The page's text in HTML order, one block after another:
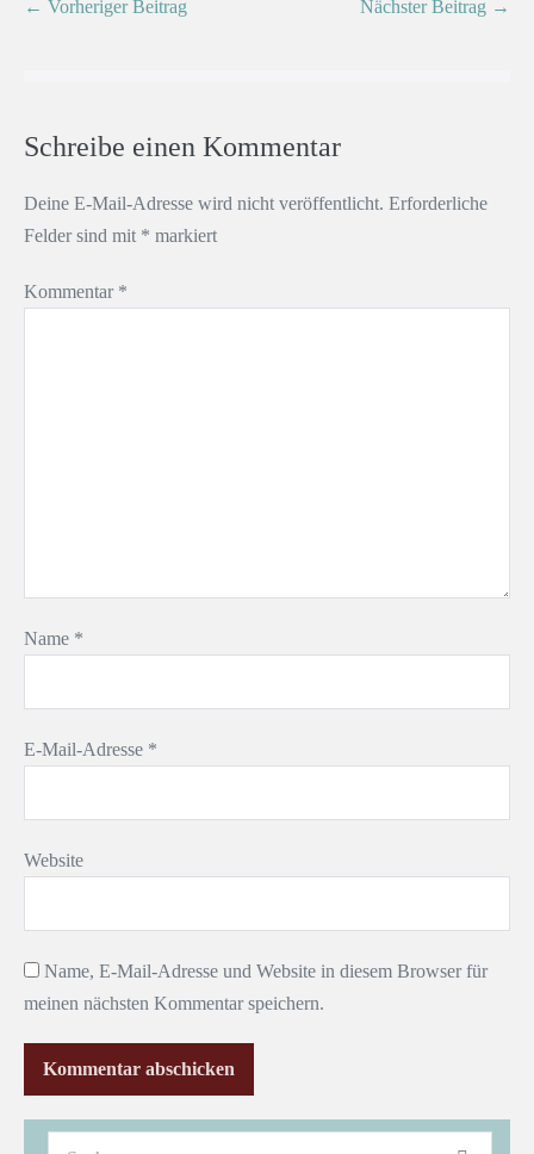
← Vorheriger Beitrag Nächster Beitrag →
Schreibe einen Kommentar
Deine E-Mail-Adresse wird nicht veröffentlicht. Erforderliche
Felder sind mit * markiert
Kommentar *
Name *
E-Mail-Adresse *
Website
Name, E-Mail-Adresse und Website in diesem Browser für
meinen nächsten Kommentar speichern.